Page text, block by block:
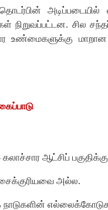
சில
உண்மைகளுக்கு
ஆட்சிப்
அல்ல.
நாடுகளின்